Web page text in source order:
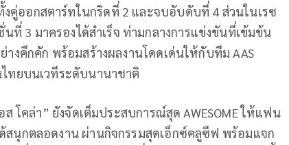
งคู่ออกสตาร์ทในกริดที่ 2 และจบอับดับที่ 4 ส่วนในเรซ
นที่ 3 มาครองได้สำเร็จ ท่ามกลางการแข่งขันที่เข้มข้น
างคึกคัก พร้อมสร้างผลงานโดดเด่นให้กับทีมAAS
ทยบนเวทีระดับนานาชาติ
ส โคล่า” ยังจัดเต็มประสบการณ์สุดAWESOMEให้แฟน
นุกตลอดงาน ผ่านกิจกรรมสุดเอ็กซ์คลูซีฟ พร้อมแจก